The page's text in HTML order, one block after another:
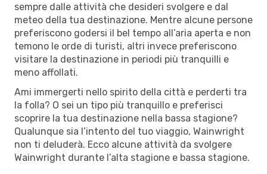
sempre dalle attività che desideri svolgere e dal
meteo della tua destinazione. Mentre alcune persone
preferiscono godersi il bel tempo all’aria aperta e non
temono le orde di turisti, altri invece preferiscono
visitare la destinazione in periodi più tranquilli e
meno affollati.
Ami immergerti nello spirito della città e perderti tra
la folla? O sei un tipo più tranquillo e preferisci
scoprire la tua destinazione nella bassa stagione?
Qualunque sia l’intento del tuo viaggio, Wainwright
non ti deluderà. Ecco alcune attività da svolgere
Wainwright durante l’alta stagione e bassa stagione.